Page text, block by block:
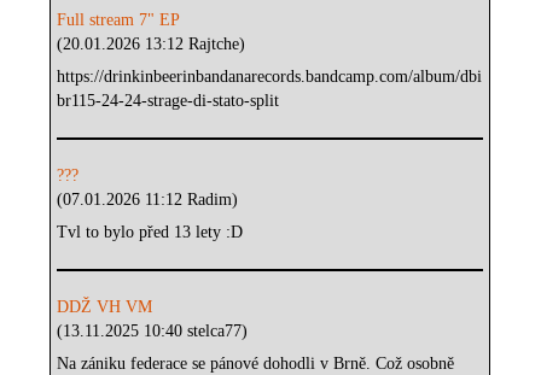
Full stream 7" EP
(20.01.2026 13:12 Rajtche)
https://drinkinbeerinbandanarecords.bandcamp.com/album/dbi
br115-24-24-strage-di-stato-split
???
(07.01.2026 11:12 Radim)
Tvl to bylo před 13 lety :D
DDŽ VH VM
(13.11.2025 10:40 stelca77)
Na zániku federace se pánové dohodli v Brně. Což osobně